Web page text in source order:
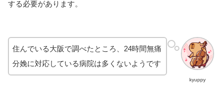
する必要があります。
kyuppy
住んでいる大阪で調べたところ、24時間無痛
分娩に対応している病院は多くないようです